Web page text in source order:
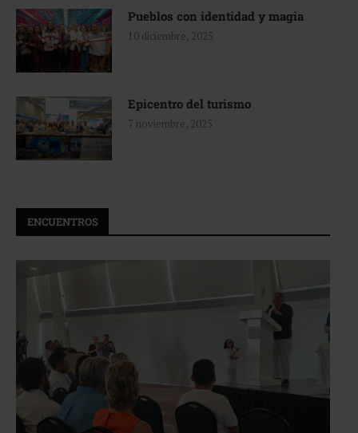
Pueblos con identidad y magia
10 diciembre, 2025
Epicentro del turismo
7 noviembre, 2025
ENCUENTROS